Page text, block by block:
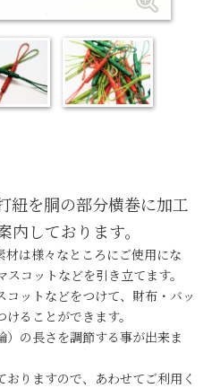
紐を胴の部分横巻に加工
内しております。
は様々なところにご使用にな
コットなどを引き立てます。
ットなどをつけて、財布・バッ
ることができます。
の長さを調節する事が出来ま
りますので、あわせてご利用く